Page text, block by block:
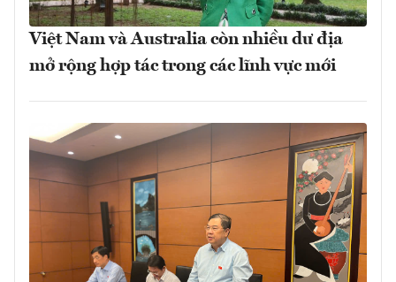
Việt Nam và Australia còn nhiều dư địa
mở rộng hợp tác trong các lĩnh vực mới